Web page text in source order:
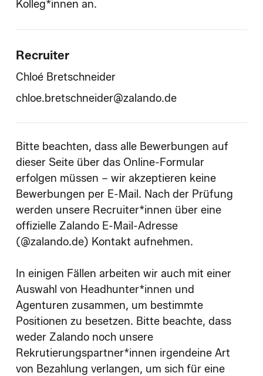
Kolleg*innen an.
Recruiter
Chloé Bretschneider
chloe.bretschneider@zalando.de
Bitte beachten, dass alle Bewerbungen auf
dieser Seite über das Online-Formular
erfolgen müssen – wir akzeptieren keine
Bewerbungen per E-Mail. Nach der Prüfung
werden unsere Recruiter*innen über eine
offizielle Zalando E-Mail-Adresse
(@zalando.de) Kontakt aufnehmen.
In einigen Fällen arbeiten wir auch mit einer
Auswahl von Headhunter*innen und
Agenturen zusammen, um bestimmte
Positionen zu besetzen. Bitte beachte, dass
weder Zalando noch unsere
Rekrutierungspartner*innen irgendeine Art
von Bezahlung verlangen, um sich für eine